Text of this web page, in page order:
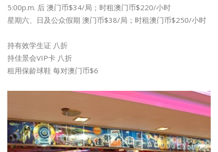
5:00p.m. 后 澳门币$34/局；时租澳门币$220/小时
星期六、日及公众假期 澳门币$38/局；时租澳门币$250/小时
持有效学生证 八折
持佳景会VIP卡 八折
租用保龄球鞋 每对澳门币$6